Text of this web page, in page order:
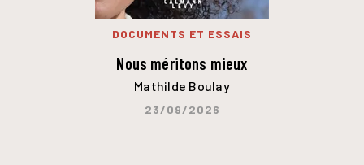
DOCUMENTS ET ESSAIS
Nous méritons mieux
Mathilde Boulay
23/09/2026